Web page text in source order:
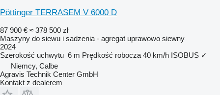
Pöttinger TERRASEM V 6000 D
87 900 € ≈ 378 500 zł
Maszyny do siewu i sadzenia - agregat uprawowo siewny
2024
Szerokość uchwytu 6 m Prędkość robocza 40 km/h ISOBUS ✓
Niemcy, Calbe
Agravis Technik Center GmbH
Kontakt z dealerem